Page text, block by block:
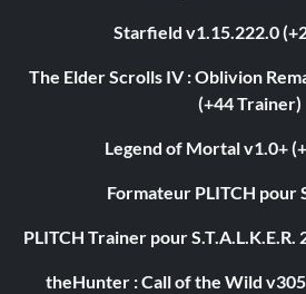
Starfield v1.15.222.0
The Elder Scrolls IV : Oblivion
(+44 Trainer)
Legend of Mortal v1.0+
Formateur PLITCH pour
PLITCH Trainer pour
theHunter : Call of the Wild